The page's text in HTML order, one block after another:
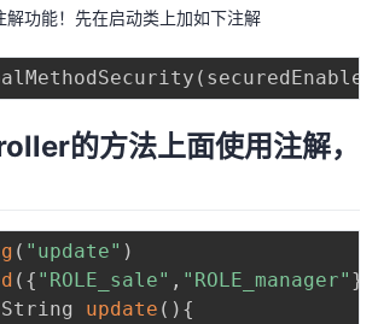
解功能！先在启动类上加如下注解
( securedEnabled
的方法上面使用注解，
( "update" )
( { "ROLE_sale" , "ROLE_manager" }
String update ( ) {